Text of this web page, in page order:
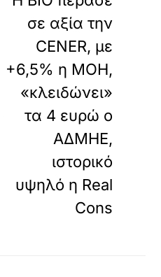
σε αξία την
CENER, με
+6,5% η ΜΟΗ,
«κλειδώνει»
τα 4 ευρώ ο
ΑΔΜΗΕ,
ιστορικό
υψηλό η Real
Cons